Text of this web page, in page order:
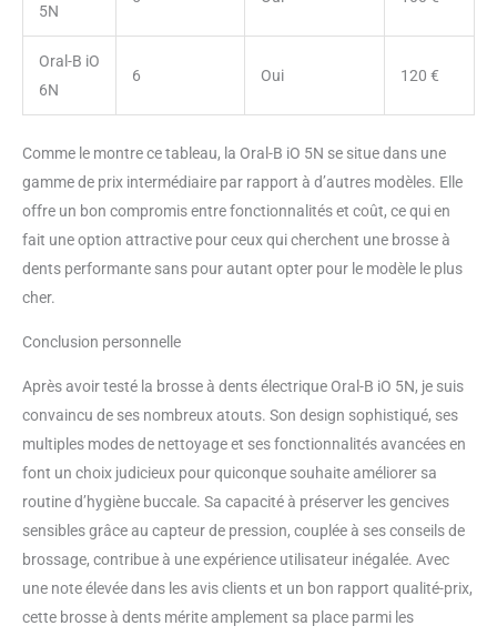
5N
Oral-B iO
6N
6 Oui 120 €
Comme le montre ce tableau, la Oral-B iO 5N se situe dans une
gamme de prix intermédiaire par rapport à d’autres modèles. Elle
offre un bon compromis entre fonctionnalités et coût, ce qui en
fait une option attractive pour ceux qui cherchent une brosse à
dents performante sans pour autant opter pour le modèle le plus
cher.
Conclusion personnelle
Après avoir testé la brosse à dents électrique Oral-B iO 5N, je suis
convaincu de ses nombreux atouts. Son design sophistiqué, ses
multiples modes de nettoyage et ses fonctionnalités avancées en
font un choix judicieux pour quiconque souhaite améliorer sa
routine d’hygiène buccale. Sa capacité à préserver les gencives
sensibles grâce au capteur de pression, couplée à ses conseils de
brossage, contribue à une expérience utilisateur inégalée. Avec
une note élevée dans les avis clients et un bon rapport qualité-prix,
cette brosse à dents mérite amplement sa place parmi les